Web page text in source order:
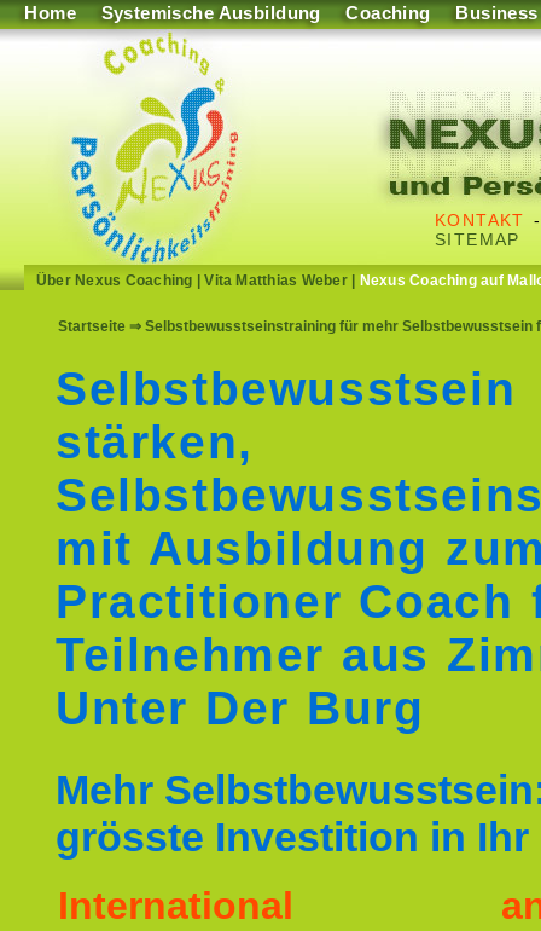
Home Systemische Ausbildung Coaching Business
KONTAKT
SITEMAP
Über Nexus Coaching |Vita Matthias Weber| Nexus Coaching auf
Startseite ⇒ Selbstbewusstseinstraining für mehr Selbstbewusstsein
Selbstbewusstsein
stärken,
mit Ausbildung
Practitioner Coach
Teilnehmer aus
Unter Der Burg
Mehr
grösste Investition in Ihr
International